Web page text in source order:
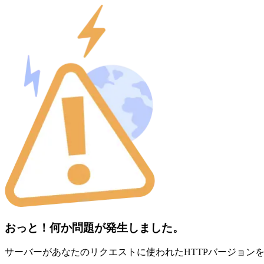
おっと！何か問題が発生しました。
サーバーがあなたのリクエストに使われたHTTPバージョン